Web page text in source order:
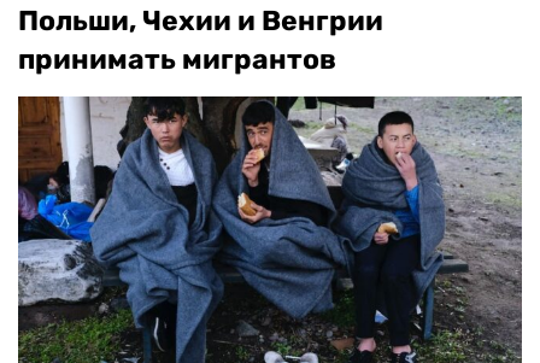
Польши, Чехии и Венгрии
принимать мигрантов